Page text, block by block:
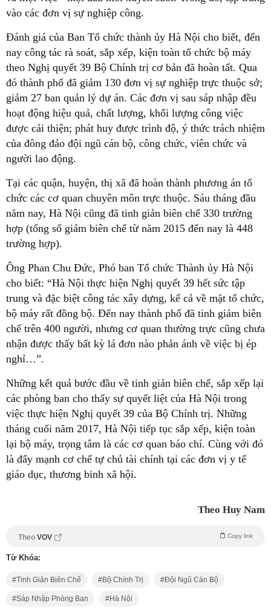
vào các đơn vị sự nghiệp công.
Đánh giá của Ban Tổ chức thành ủy Hà Nội cho biết, đến
nay công tác rà soát, sắp xếp, kiện toàn tổ chức bộ máy
theo Nghị quyết 39 Bộ Chính trị cơ bản đã hoàn tất. Qua
đó thành phố đã giảm 130 đơn vị sự nghiệp trực thuộc sở;
giảm 27 ban quản lý dự án. Các đơn vị sau sáp nhập đều
hoạt động hiệu quả, chất lượng, khối lượng công việc
được cải thiện; phát huy được trình độ, ý thức trách nhiệm
của đông đảo đội ngũ cán bộ, công chức, viên chức và
người lao động.
Tại các quận, huyện, thị xã đã hoàn thành phương án tổ
chức các cơ quan chuyên môn trực thuộc. Sáu tháng đầu
năm nay, Hà Nội cũng đã tinh giản biên chế 330 trường
hợp (tổng số giảm biên chế từ năm 2015 đến nay là 448
trường hợp).
Ông Phan Chu Đức, Phó ban Tổ chức Thành ủy Hà Nội
cho biết: “Hà Nội thực hiện Nghị quyết 39 hết sức tập
trung và đặc biệt công tác xây dựng, kể cả về mặt tổ chức,
bộ máy rất đồng bộ. Đến nay thành phố đã tinh giảm biên
chế trên 400 người, nhưng cơ quan thường trực cũng chưa
nhận được thấy bất kỳ lá đơn nào phản ánh về việc bị ép
nghỉ…”.
Những kết quả bước đầu về tinh giản biên chế, sắp xếp lại
các phòng ban cho thấy sự quyết liệt của Hà Nội trong
việc thực hiện Nghị quyết 39 của Bộ Chính trị. Những
tháng cuối năm 2017, Hà Nội tiếp tục sắp xếp, kiện toàn
lại bộ máy, trọng tâm là các cơ quan báo chí. Cùng với đó
là đẩy mạnh cơ chế tự chủ tài chính tại các đơn vị y tế
giáo dục, thương binh xã hội.
Theo Huy Nam
Theo VOV Copy link
Từ Khóa:
Tinh Giản Biên Chế Bộ Chính Trị Đội Ngũ Cán Bộ
Sáp Nhập Phòng Ban Hà Nội